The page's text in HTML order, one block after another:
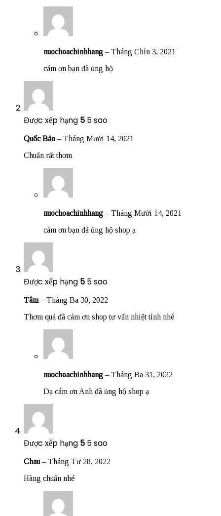
nuochoachinhhang – Tháng Chín 3, 2021
cám ơn bạn đã ủng hộ
Được xếp hạng 5 5 sao
Quốc Bảo – Tháng Mười 14, 2021
Chuẩn rất thơm
nuochoachinhhang – Tháng Mười 14, 2021
cám ơn bạn đã ủng hộ shop ạ
Được xếp hạng 5 5 sao
Tâm – Tháng Ba 30, 2022
Thơm quá đã cám ơn shop tư vấn nhiệt tình nhé
nuochoachinhhang – Tháng Ba 31, 2022
Dạ cám ơn Anh đã ủng hộ shop ạ
Được xếp hạng 5 5 sao
Chau – Tháng Tư 28, 2022
Hàng chuẩn nhé